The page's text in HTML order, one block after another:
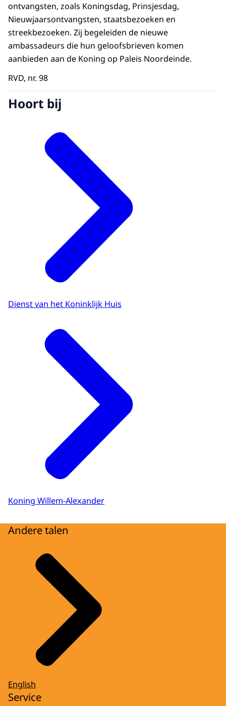
ontvangsten, zoals Koningsdag, Prinsjesdag,
Nieuwjaarsontvangsten, staatsbezoeken en
streekbezoeken. Zij begeleiden de nieuwe
ambassadeurs die hun geloofsbrieven komen
aanbieden aan de Koning op Paleis Noordeinde.
RVD, nr. 98
Hoort bij
Dienst van het Koninklijk Huis
Koning Willem-Alexander
Andere talen
English
Service